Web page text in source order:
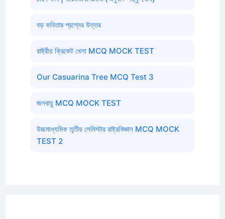
বড় কবিতার প্রশ্নের উত্তর
রাষ্ট্রীয় ক্রিকেট খেলা MCQ MOCK TEST
Our Casuarina Tree MCQ Test 3
জলবায়ু MCQ MOCK TEST
উচ্চমাধ্যমিক তৃতীয় সেমিস্টার রাষ্ট্রবিজ্ঞান MCQ MOCK
TEST 2